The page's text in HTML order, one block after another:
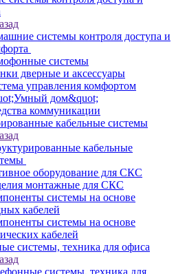
системы контроля доступа и
системы
дверные и аксессуары
управления комфортом
дом&quot;
коммуникации
кабельные системы
кабельные
оборудование для СКС
монтажные для СКС
системы на основе
кабелей
системы на основе
кабелей
системы, техника для офиса
системы, техника для